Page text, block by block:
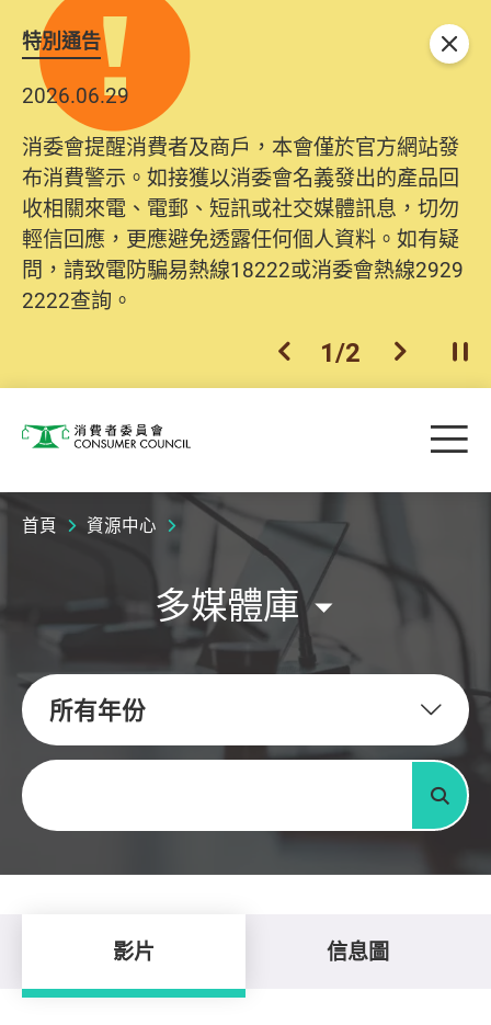
特別通告
2026.06.29
消委會提醒消費者及商戶，本會僅於官方網站發
布消費警示。如接獲以消委會名義發出的產品回
收相關來電、電郵、短訊或社交媒體訊息，切勿
輕信回應，更應避免透露任何個人資料。如有疑
問，請致電防騙易熱線18222或消委會熱線2929
2222查詢。
2025.10.31
為提升使用者體驗及網絡安全，本會的投訴處理
系統已經進行升級及推出新功能。由2025年11月
10日起，消費者需要提供基本聯絡資料（包括姓
名、電郵及電話）註冊帳戶，才可提交投訴、查
詢及建議。所有提交紀錄將清晰整合於帳戶中，
方便日後作出跟進。
上一個
2/2 下一個開
關閉
消費者委員會 目
首頁 資源中心
多媒體庫
所有年份
關鍵字
搜尋
影片 信息圖